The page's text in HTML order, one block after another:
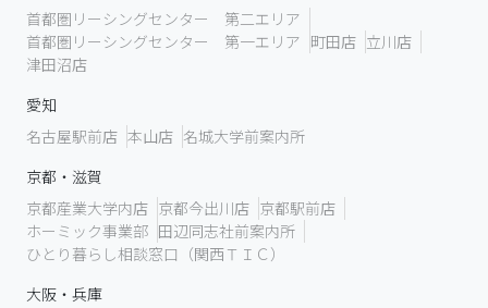
首都圏リーシングセンター 第二エリア
首都圏リーシングセンター 第一エリア 町田店 立川店
津田沼店
愛知
名古屋駅前店 本山店 名城大学前案内所
京都・滋賀
京都産業大学内店 京都今出川店 京都駅前店
ホーミック事業部 田辺同志社前案内所
ひとり暮らし相談窓口（関西ＴＩＣ）
大阪・兵庫